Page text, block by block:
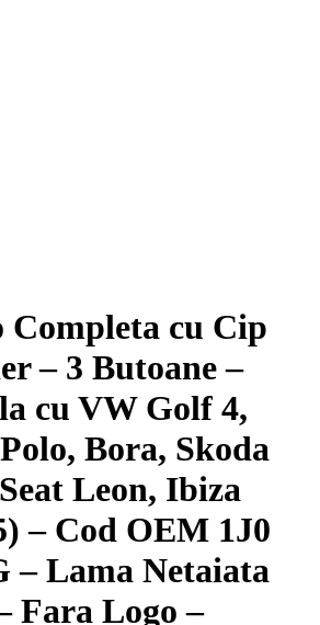
Completa cu Cip
– 3 Butoane –
cu VW Golf 4,
Bora, Skoda
Leon, Ibiza
– Cod OEM 1J0
– Lama Netaiata
Fara Logo –